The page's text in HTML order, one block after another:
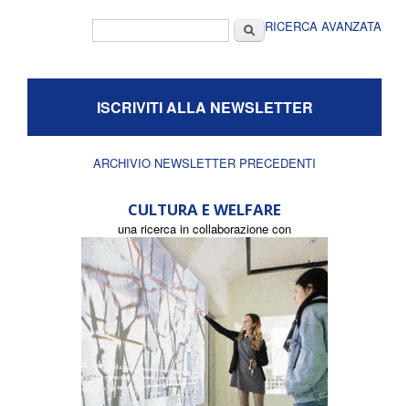
CercaRICERCA AVANZATA
ISCRIVITI ALLA NEWSLETTER
ARCHIVIO NEWSLETTER PRECEDENTI
CULTURA E WELFARE
una ricerca in collaborazione con